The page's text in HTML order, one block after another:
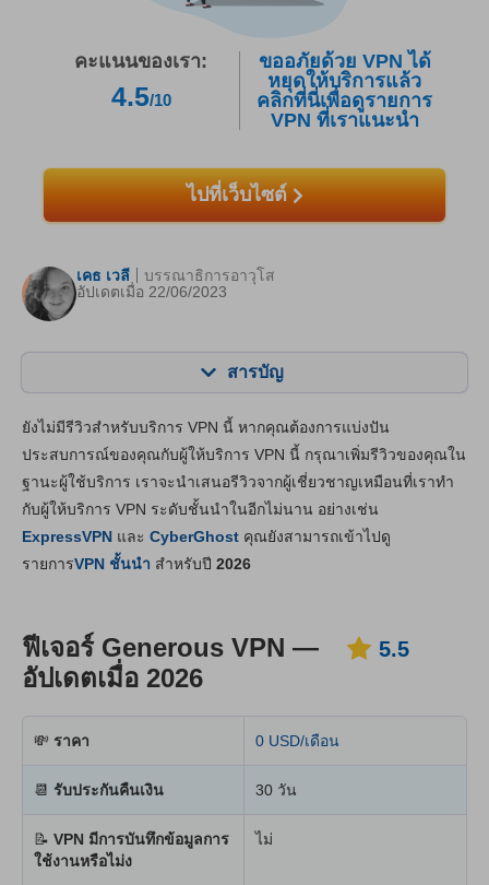
คะแนนของเรา:
4.5/10
ขออภัยด้วย VPN ได้
หยุดให้บริการแล้ว
คลิกที่นี่เพื่อดูรายการ
VPN ที่เราแนะนำ
ไปที่เว็บไซต์
เคธ เวลี
อัปเดตเมื่อ 22/06/2023
บรรณาธิการอาวุโส
สารบัญ
คุณสมบัติหลัก 5.5
แอปและการติดตั้ง 5.6
ราคา
ความเสถียร & การช่วยเหลือ 3.6
ยังไม่มีรีวิวสำหรับบริการ VPN นี้ หากคุณต้องการแบ่งปัน
ประสบการณ์ของคุณกับผู้ให้บริการ VPN นี้ กรุณาเพิ่มรีวิวของคุณใน
ฐานะผู้ใช้บริการ เราจะนำเสนอรีวิวจากผู้เชี่ยวชาญเหมือนที่เราทำ
กับผู้ให้บริการ VPN ระดับชั้นนำในอีกไม่นาน อย่างเช่น
ExpressVPN และ CyberGhost คุณยังสามารถเข้าไปดู
รายการVPN ชั้นนำ สำหรับปี 2026
ฟีเจอร์ Generous VPN —
อัปเดตเมื่อ 2026
5.5
💸 ราคา 0 USD/เดือน
📆 รับประกันคืนเงิน 30 วัน
📝 VPN มีการบันทึกข้อมูลการ
ใช้งานหรือไม่ง
ไม่